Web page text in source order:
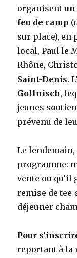
organisent
feu de camp
sur place), en
local, Paul le
Rhône,
Saint-Denis.
Gollnisch,
jeunes
prévenu de
Le lendemain,
programme:
vente ou qu’il
remise de tee-
déjeuner
Pour
reportant à la